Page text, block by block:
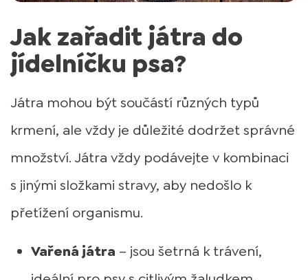
Jak zařadit játra do
jídelníčku psa?
Játra mohou být součástí různých typů
krmení, ale vždy je důležité dodržet správné
množství. Játra vždy podávejte v kombinaci
s jinými složkami stravy, aby nedošlo k
přetížení organismu.
Vařená játra – jsou šetrná k trávení,